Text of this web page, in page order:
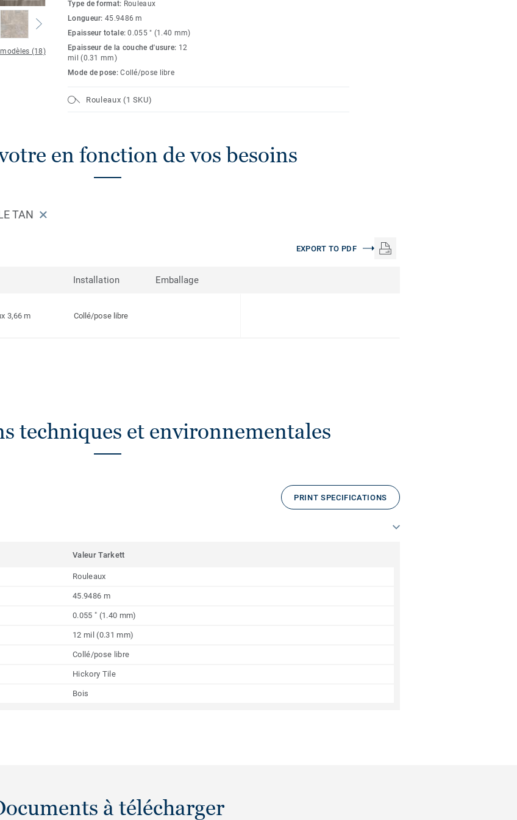
(18)
Type de format: Rouleaux
Longueur: 45.9486 m
Epaisseur totale:0.055 " (1.40 mm)
Epaisseur de la couche d'usure: 12
mil (0.31 mm)
Mode de pose:Collé/pose libre
Rouleaux (1 SKU)
en fonction de vos besoins
TAN
EXPORT TO PDF
Installation Emballage
3,66 m Collé/pose libre
techniques et environnementales
PRINT SPECIFICATIONS
Valeur Tarkett
Rouleaux
45.9486 m
0.055 " (1.40 mm)
12 mil (0.31 mm)
Collé/pose libre
Hickory Tile
Bois
à télécharger